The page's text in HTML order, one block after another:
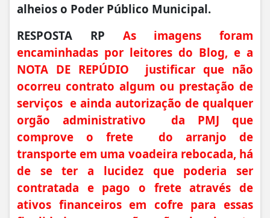
alheios o Poder Público Municipal.
RESPOSTA RP
As imagens foram
encaminhadas por leitores do Blog, e a
NOTA DE REPÚDIO justificar que não
ocorreu contrato algum ou prestação de
serviços e ainda autorização de qualquer
orgão administrativo da PMJ que
comprove o frete do arranjo de
transporte em uma voadeira rebocada, há
de se ter a lucidez que poderia ser
contratada e pago o frete através de
ativos financeiros em cofre para essas